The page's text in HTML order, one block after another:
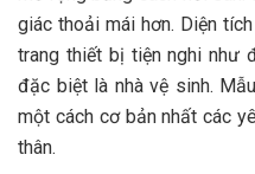
giác thoải mái hơn. Diện
trang thiết bị tiện nghi như
đặc biệt là nhà vệ sinh.
một cách cơ bản nhất các
thân.